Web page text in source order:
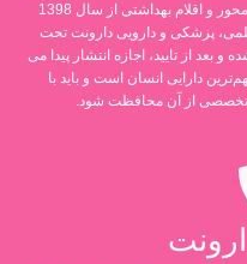
ای، مکمل‌های تغذیه‌ای، فرآورده‌های سلامت‌محور و اقلام بهداشتی از سال 1398
پزشکی و دارویی دارونت تحت
بعد از تایید، اجازه انتشار پیدا می
دارایی انسان است و باید با
تخصصی از آن محافظت شود.